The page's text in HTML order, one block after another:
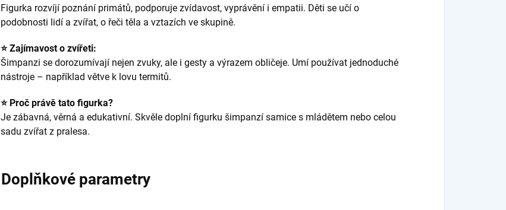
Figurka rozvíjí poznání primátů, podporuje zvídavost, vyprávění i empatii. Děti se učí o
podobnosti lidí a zvířat, o řeči těla a vztazích ve skupině.
⭐ Zajímavost o zvířeti:
Šimpanzi se dorozumívají nejen zvuky, ale i gesty a výrazem obličeje. Umí používat jednoduché
nástroje – například větve k lovu termitů.
⭐ Proč právě tato figurka?
Je zábavná, věrná a edukativní. Skvěle doplní figurku šimpanzí samice s mládětem nebo celou
sadu zvířat z pralesa.
Doplňkové parametry